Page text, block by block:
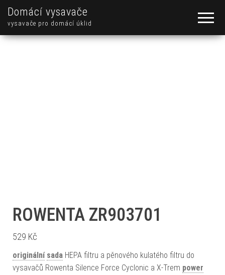
Domácí vysavače
vysavače pro domácí úklid
ROWENTA ZR903701
529 Kč
originální sada HEPA filtru a pěnového kulatého filtru do
vysavačů Rowenta Silence Force Cyclonic a X-Trem power